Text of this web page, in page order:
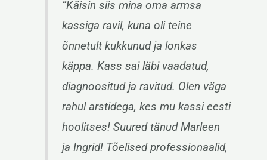
“Käisin siis mina oma armsa
kassiga ravil, kuna oli teine
õnnetult kukkunud ja lonkas
käppa. Kass sai läbi vaadatud,
diagnoositud ja ravitud. Olen väga
rahul arstidega, kes mu kassi eesti
hoolitses! Suured tänud Marleen
ja Ingrid! Tõelised professionaalid,